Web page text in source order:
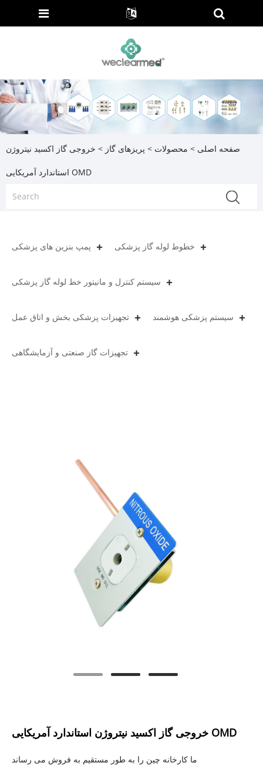
صفحه اصلی > محصولات > پریزهای گاز > خروجی گاز اکسید نیتروژن
استاندارد آمریکایی OMD
پمپ بنزین های پزشکی خطوط لوله گاز پزشکی
سیستم کنترل و مانیتور خط لوله گاز پزشکی
تجهیزات پزشکی بخش و اتاق عمل سیستم پزشکی هوشمند
تجهیزات گاز صنعتی و آزمایشگاهی
خروجی گاز اکسید نیتروژن استاندارد آمریکایی OMD
ما کارخانه چین را به طور مستقیم به فروش می رساند